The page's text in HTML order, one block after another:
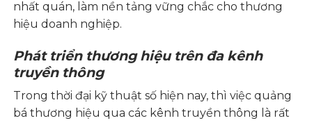
nhất quán, làm nền tảng vững chắc cho thương
hiệu doanh nghiệp.
Phát triển thương hiệu trên đa kênh
truyền thông
Trong thời đại kỹ thuật số hiện nay, thì việc quảng
bá thương hiệu qua các kênh truyền thông là rất